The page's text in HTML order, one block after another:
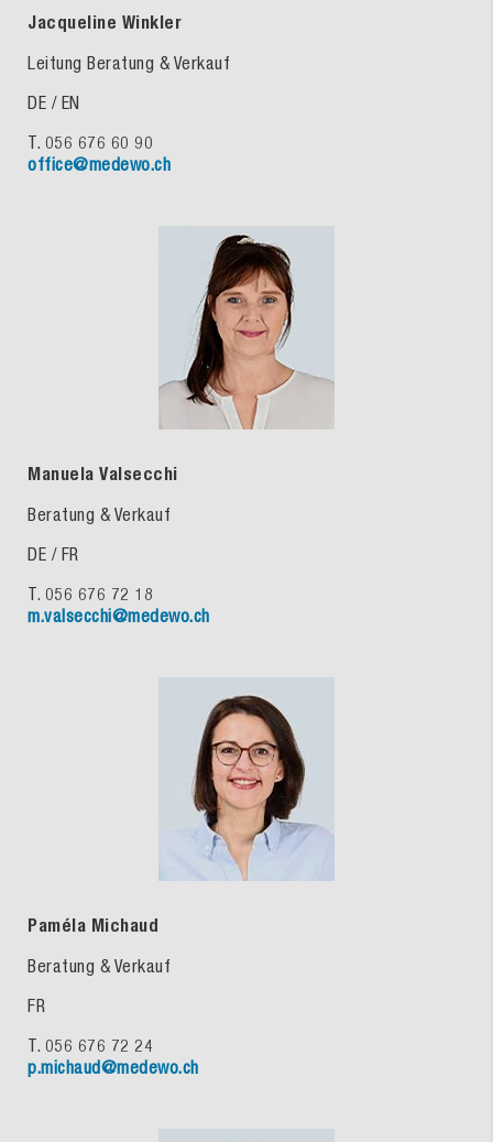
Jacqueline Winkler
Leitung Beratung & Verkauf
DE / EN
T. 056 676 60 90
office@medewo.ch
Manuela Valsecchi
Beratung & Verkauf
DE / FR
T. 056 676 72 18
m.valsecchi@medewo.ch
Paméla Michaud
Beratung & Verkauf
FR
T. 056 676 72 24
p.michaud@medewo.ch